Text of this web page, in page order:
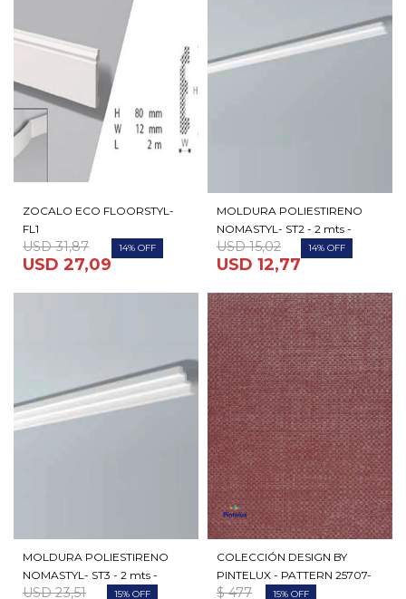
ZOCALO ECO FLOORSTYL-
FL1
USD 27,09
USD 31,87 14
MOLDURA POLIESTIRENO
NOMASTYL- ST2 - 2 mts -
USD 12,77
USD 15,02 14
MOLDURA POLIESTIRENO
NOMASTYL- ST3 - 2 mts -
USD 23,51 15
COLECCIÓN DESIGN BY
PINTELUX - PATTERN 25707-
$ 477 15